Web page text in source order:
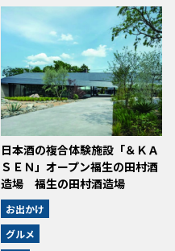
日本酒の複合体験施設「＆ＫＡ
ＳＥＮ」オープン福生の田村酒
造場 福生の田村酒造場
お出かけ
グルメ